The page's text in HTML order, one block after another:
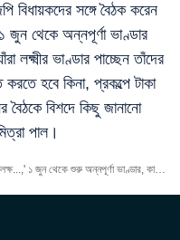
বিধায়কদের সঙ্গে বৈঠক করেন
জুন থেকে অন্নপূর্ণা ভাণ্ডার
লক্ষ্মীর ভাণ্ডার পাচ্ছেন তাঁদের
হবে কিনা, প্রকল্পে টাকা
বৈঠকে বিশদে কিছু জানানো
পাল।
ভাণ্ডার, কারা পাবেন সুবিধে? জানালেন মন্ত্রী অগ্নিমিত্রা পাল